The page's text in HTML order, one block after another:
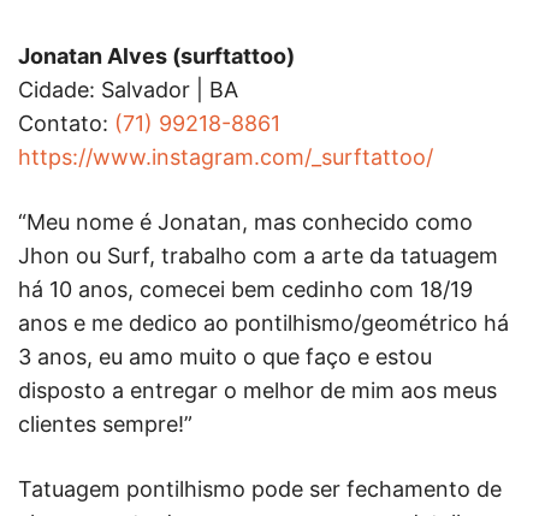
Jonatan Alves (surftattoo)
Cidade: Salvador | BA
Contato: (71) 99218-8861
https://www.instagram.com/_surftattoo/
“Meu nome é Jonatan, mas conhecido como
Jhon ou Surf, trabalho com a arte da tatuagem
há 10 anos, comecei bem cedinho com 18/19
anos e me dedico ao pontilhismo/geométrico há
3 anos, eu amo muito o que faço e estou
disposto a entregar o melhor de mim aos meus
clientes sempre!”
Tatuagem pontilhismo pode ser fechamento de